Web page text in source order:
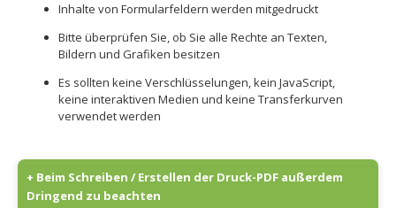
Inhalte von Formularfeldern werden mitgedruckt
Bitte überprüfen Sie, ob Sie alle Rechte an Texten,
Bildern und Grafiken besitzen
Es sollten keine Verschlüsselungen, kein JavaScript,
keine interaktiven Medien und keine Transferkurven
verwendet werden
+ Beim Schreiben / Erstellen der Druck-PDF außerdem
Dringend zu beachten